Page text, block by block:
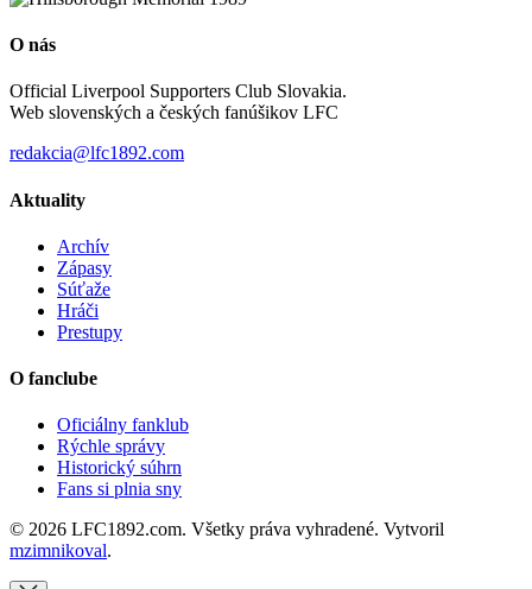
O nás
Official Liverpool Supporters Club Slovakia.
Web slovenských a českých fanúšikov LFC
redakcia@lfc1892.com
Aktuality
Archív
Zápasy
Súťaže
Hráči
Prestupy
O fanclube
Oficiálny fanklub
Rýchle správy
Historický súhrn
Fans si plnia sny
© 2026 LFC1892.com. Všetky práva vyhradené. Vytvoril
mzimnikoval.